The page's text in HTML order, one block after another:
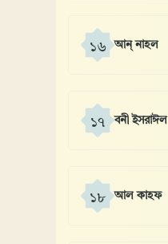
১৬ আন্ নাহল
১৭ বনী ইসরাঈল
১৮ আল কাহফ